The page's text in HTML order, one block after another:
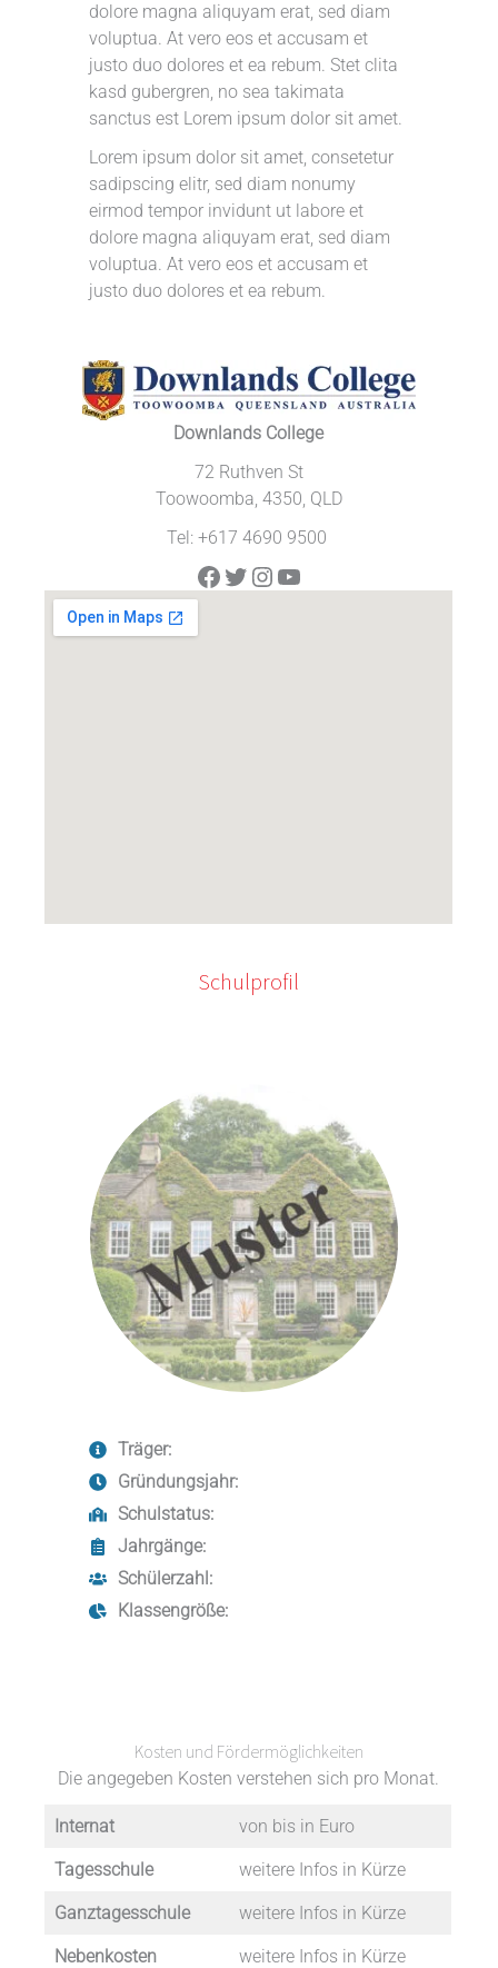
dolore magna aliquyam erat, sed diam
voluptua. At vero eos et accusam et
justo duo dolores et ea rebum. Stet clita
kasd gubergren, no sea takimata
sanctus est Lorem ipsum dolor sit amet.
Lorem ipsum dolor sit amet, consetetur
sadipscing elitr, sed diam nonumy
eirmod tempor invidunt ut labore et
dolore magna aliquyam erat, sed diam
voluptua. At vero eos et accusam et
justo duo dolores et ea rebum.
Downlands College
72 Ruthven St
Toowoomba, 4350, QLD
Tel: +617 4690 9500
Facebook
Twitter
Instagram
YouTube
Schulprofil
Träger:
Gründungsjahr:
Schulstatus:
Jahrgänge:
Schülerzahl:
Klassengröße:
Kosten und Fördermöglichkeiten
Die angegeben Kosten verstehen sich pro Monat.
Internat von bis in Euro
Tagesschule weitere Infos in Kürze
Ganztagesschule weitere Infos in Kürze
Nebenkosten weitere Infos in Kürze